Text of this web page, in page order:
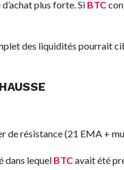
plus forte. Si BTC
des liquidités pourrait
de résistance (21 EMA +
dans lequel BTCavait été